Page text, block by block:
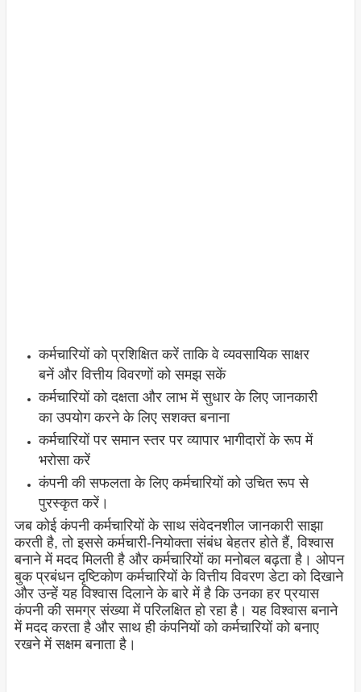
कर्मचारियों को प्रशिक्षित करें ताकि वे व्यवसायिक साक्षर
बनें और वित्तीय विवरणों को समझ सकें
कर्मचारियों को दक्षता और लाभ में सुधार के लिए जानकारी
का उपयोग करने के लिए सशक्त बनाना
कर्मचारियों पर समान स्तर पर व्यापार भागीदारों के रूप में
भरोसा करें
कंपनी की सफलता के लिए कर्मचारियों को उचित रूप से
पुरस्कृत करें।
जब कोई कंपनी कर्मचारियों के साथ संवेदनशील जानकारी साझा
करती है, तो इससे कर्मचारी-नियोक्ता संबंध बेहतर होते हैं, विश्वास
बनाने में मदद मिलती है और कर्मचारियों का मनोबल बढ़ता है। ओपन
बुक प्रबंधन दृष्टिकोण कर्मचारियों के वित्तीय विवरण डेटा को दिखाने
और उन्हें यह विश्वास दिलाने के बारे में है कि उनका हर प्रयास
कंपनी की समग्र संख्या में परिलक्षित हो रहा है। यह विश्वास बनाने
में मदद करता है और साथ ही कंपनियों को कर्मचारियों को बनाए
रखने में सक्षम बनाता है।